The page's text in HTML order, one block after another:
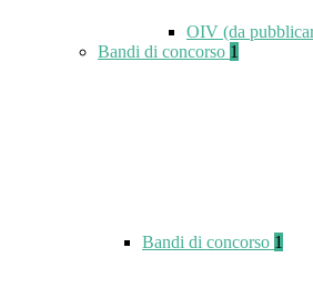
OIV (da
Bandi di concorso 1
Bandi di concorso 1